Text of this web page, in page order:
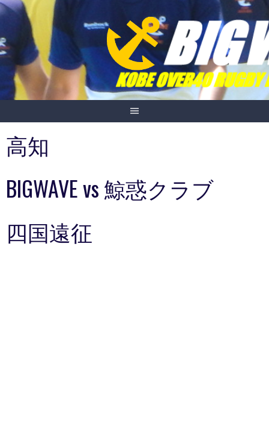
Skip
content
高知
BIGWAVE vs 鯨惑クラブ
四国遠征